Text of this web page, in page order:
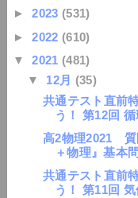
►2023 (531)
►2022 (610)
▼2021 (481)
▼ 12月 (35)
共通テスト直前
う！ 第12回
高2物理2021 質
＋物理』基本
共通テスト直前
う！ 第11回